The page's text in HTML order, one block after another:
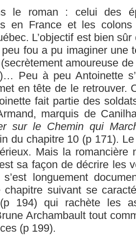
le roman : celui des
en France et les
L’objectif est bien
fou a pu imaginer une
(secrètement amoureuse
Peu à peu Antoinette
en tête de le retrouver.
fait partie des
marquis de
sur le Chemin qui
du chapitre 10 (p 171).
Mais la romancière
sa façon de décrire les
s’est longuement
chapitre suivant se
(p 194) qui rachète les
Archambault tout
(p 199).